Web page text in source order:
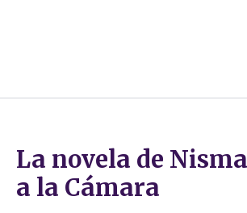
La novela de
a la Cámara